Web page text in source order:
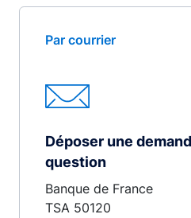
Par courrier
Déposer une
question
Banque de France
TSA 50120